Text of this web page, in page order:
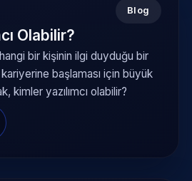
Blog
Olabilir?
bir kişinin ilgi duyduğu bir
başlaması için büyük
kimler yazılımcı olabilir?